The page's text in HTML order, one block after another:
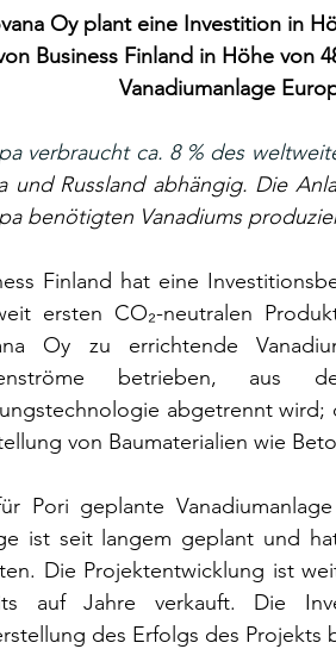
Oy plant eine Investition in
Business Finland in Höhe von
Vanadiumanlage
und Russland abhängig. Die
benötigten Vanadiums
Finland hat eine
ersten CO₂-neutralen
Oy zu errichtende
betrieben, aus
abgetrennt
von Baumaterialien wie
Pori geplante
ist seit langem geplant und
Die Projektentwicklung ist
auf Jahre verkauft. Die
des Erfolgs des Projekts